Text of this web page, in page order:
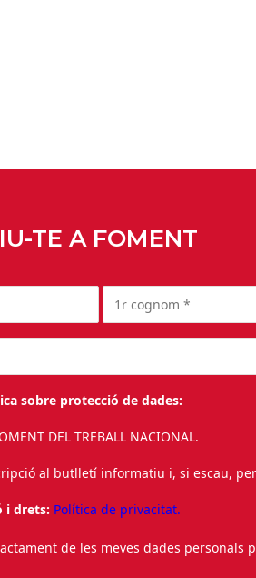
TE A FOMENT
sobre protecció de dades:
DEL TREBALL NACIONAL.
al butlletí informatiu i, si escau,
i drets: Política de privacitat.
de les meves dades